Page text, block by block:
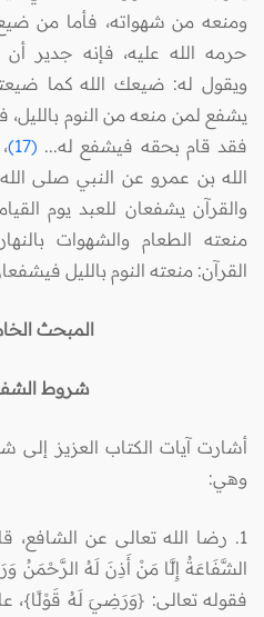
ومنعه من شهواته، فأما من
حرمه الله عليه، فإنه جدير
ويقول له: ضيعك الله كما
يشفع لمن منعه من النوم بالليل،
فقد قام بحقه فيشفع له... (17)
الله بن عمرو عن النبي صلى
والقرآن يشفعان للعبد يوم
منعته الطعام والشهوات
القرآن: منعته النوم بالليل
المبحث
شروط
أشارت آيات الكتاب العزيز
وهي:
1. رضا الله تعالى عن الشافع،
فقوله تعالى: {وَرَضِيَ لَهُ قَوْلًا}،